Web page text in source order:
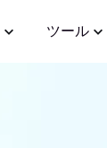
ツール